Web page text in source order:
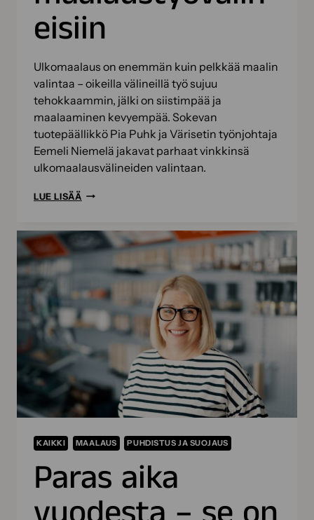
eisiin
Ulkomaalaus on enemmän kuin pelkkää maalin
valintaa – oikeilla välineillä työ sujuu
tehokkaammin, jälki on siistimpää ja
maalaaminen kevyempää. Sokevan
tuotepäällikkö Pia Puhk ja Värisetin työnjohtaja
Eemeli Niemelä jakavat parhaat vinkkinsä
ulkomaalausvälineiden valintaan.
LUE LISÄÄ NÄIN
MAALAUSTYÖVÄLINEISIIN
KAIKKI MAALAUS PUHDISTUS JA SUOJAUS
Paras aika